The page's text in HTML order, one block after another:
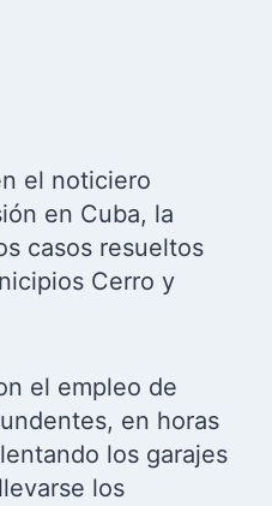
el noticiero
en Cuba, la
casos resueltos
Cerro y
el empleo de
en horas
los garajes
los